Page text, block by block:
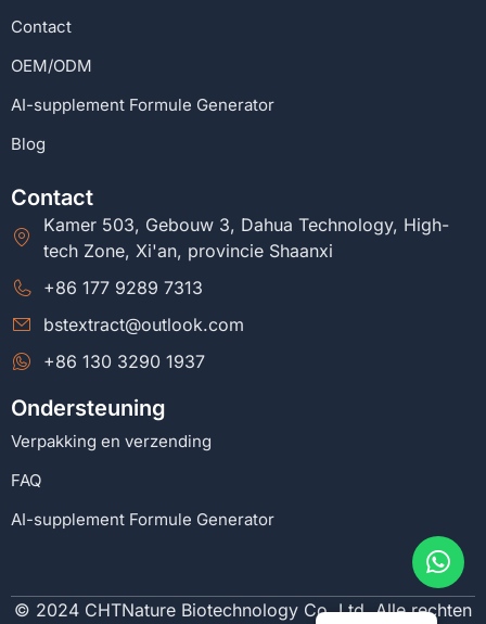
Contact
OEM/ODM
AI-supplement Formule Generator
Blog
Contact
Kamer 503, Gebouw 3, Dahua Technology, High-
tech Zone, Xi'an, provincie Shaanxi
+86 177 9289 7313
bstextract@outlook.com
+86 130 3290 1937
Ondersteuning
Verpakking en verzending
FAQ
AI-supplement Formule Generator
© 2024 CHTNature Biotechnology Co, Ltd. Alle rechten